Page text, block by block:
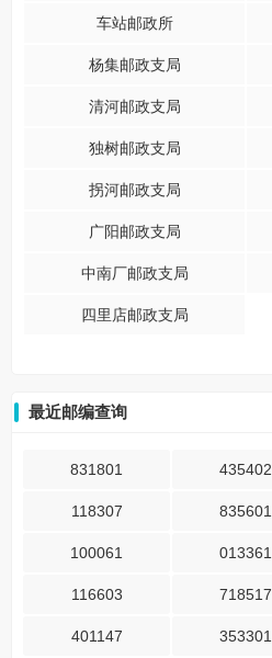
车站邮政所
杨集邮政支局
清河邮政支局
独树邮政支局
拐河邮政支局
广阳邮政支局
中南厂邮政支局
四里店邮政支局
最近邮编查询
831801 435402
118307 835601
100061 013361
116603 718517
401147 353301